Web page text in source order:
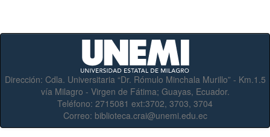
Dirección: Cdla. Universitaria “Dr. Rómulo Minchala Murillo” - Km.1.5
vía Milagro - Virgen de Fátima; Guayas, Ecuador.
Teléfono: 2715081 ext:3702, 3703, 3704
Correo: biblioteca.crai@unemi.edu.ec